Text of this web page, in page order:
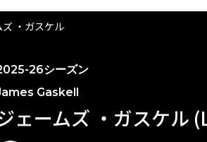
・ガスケル
26シーズン
Gaskell
ェームズ ・ガスケル